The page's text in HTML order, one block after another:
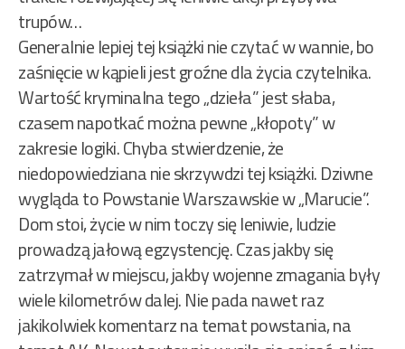
trupów…
Generalnie lepiej tej książki nie czytać w wannie, bo
zaśnięcie w kąpieli jest groźne dla życia czytelnika.
Wartość kryminalna tego „dzieła” jest słaba,
czasem napotkać można pewne „kłopoty” w
zakresie logiki. Chyba stwierdzenie, że
niedopowiedziana nie skrzywdzi tej książki. Dziwne
wygląda to Powstanie Warszawskie w „Marucie”.
Dom stoi, życie w nim toczy się leniwie, ludzie
prowadzą jałową egzystencję. Czas jakby się
zatrzymał w miejscu, jakby wojenne zmagania były
wiele kilometrów dalej. Nie pada nawet raz
jakikolwiek komentarz na temat powstania, na